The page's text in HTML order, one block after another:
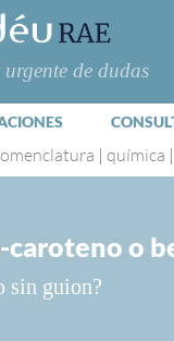
| química |
caroteno o
sin guion?